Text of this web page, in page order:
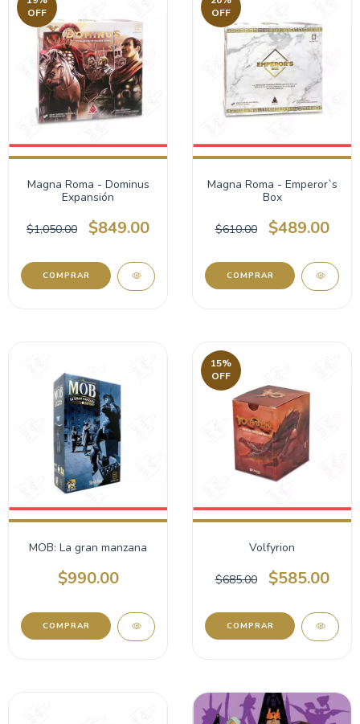
OFF
Magna Roma - Dominus
Expansión
$1,050.00 $849.00
OFF
Magna Roma - Emperor`s
Box
$610.00 $489.00
MOB: La gran manzana
$990.00
15%
OFF
Volfyrion
$685.00 $585.00